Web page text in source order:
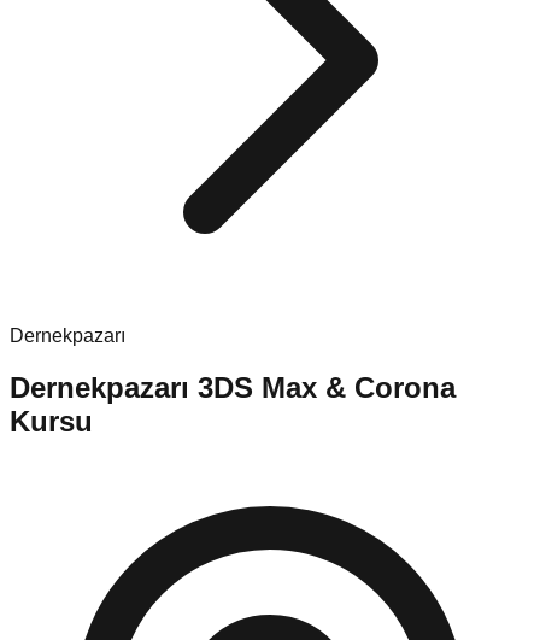
Dernekpazarı
Dernekpazarı 3DS Max & Corona
Kursu